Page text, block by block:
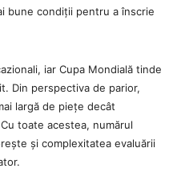
bune condiții pentru a înscrie
iar Cupa Mondială tinde
Din perspectiva de parior,
largă de piețe decât
toate acestea, numărul
și complexitatea evaluării